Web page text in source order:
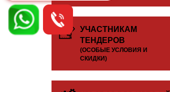
УЧАСТНИКАМ
ТЕНДЕРОВ
(ОСОБЫЕ УСЛОВИЯ И
СКИДКИ)